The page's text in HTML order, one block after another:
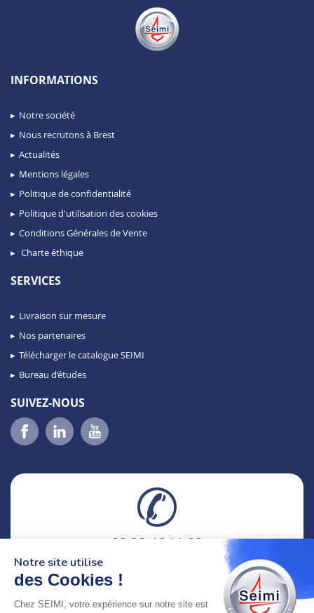
INFORMATIONS
Notre société
Nous recrutons à Brest
Actualités
Mentions légales
Politique de confidentialité
Politique d'utilisation des cookies
Conditions Générales de Vente
Charte éthique
SERVICES
Livraison sur mesure
Nos partenaires
Télécharger le catalogue SEIMI
Bureau d’études
SUIVEZ-NOUS
02 98 46 11 02
8h-12h30 & 13h30-18h
adresse : 75 Rue Amiral Troude,
Notre site utilise
des Cookies !
Chez SEIMI, votre expérience sur notre site est